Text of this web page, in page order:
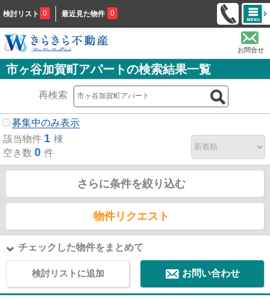
検討リスト 0 最近見た物件 0
お問合せ
市ヶ谷加賀町アパートの検索結果一覧
再検索
募集中のみ表示
該当物件 1 棟
空き数 0 件
さらに条件を絞り込む
物件リクエスト
チェックした物件をまとめて
検討リストに追加 お問い合わせ